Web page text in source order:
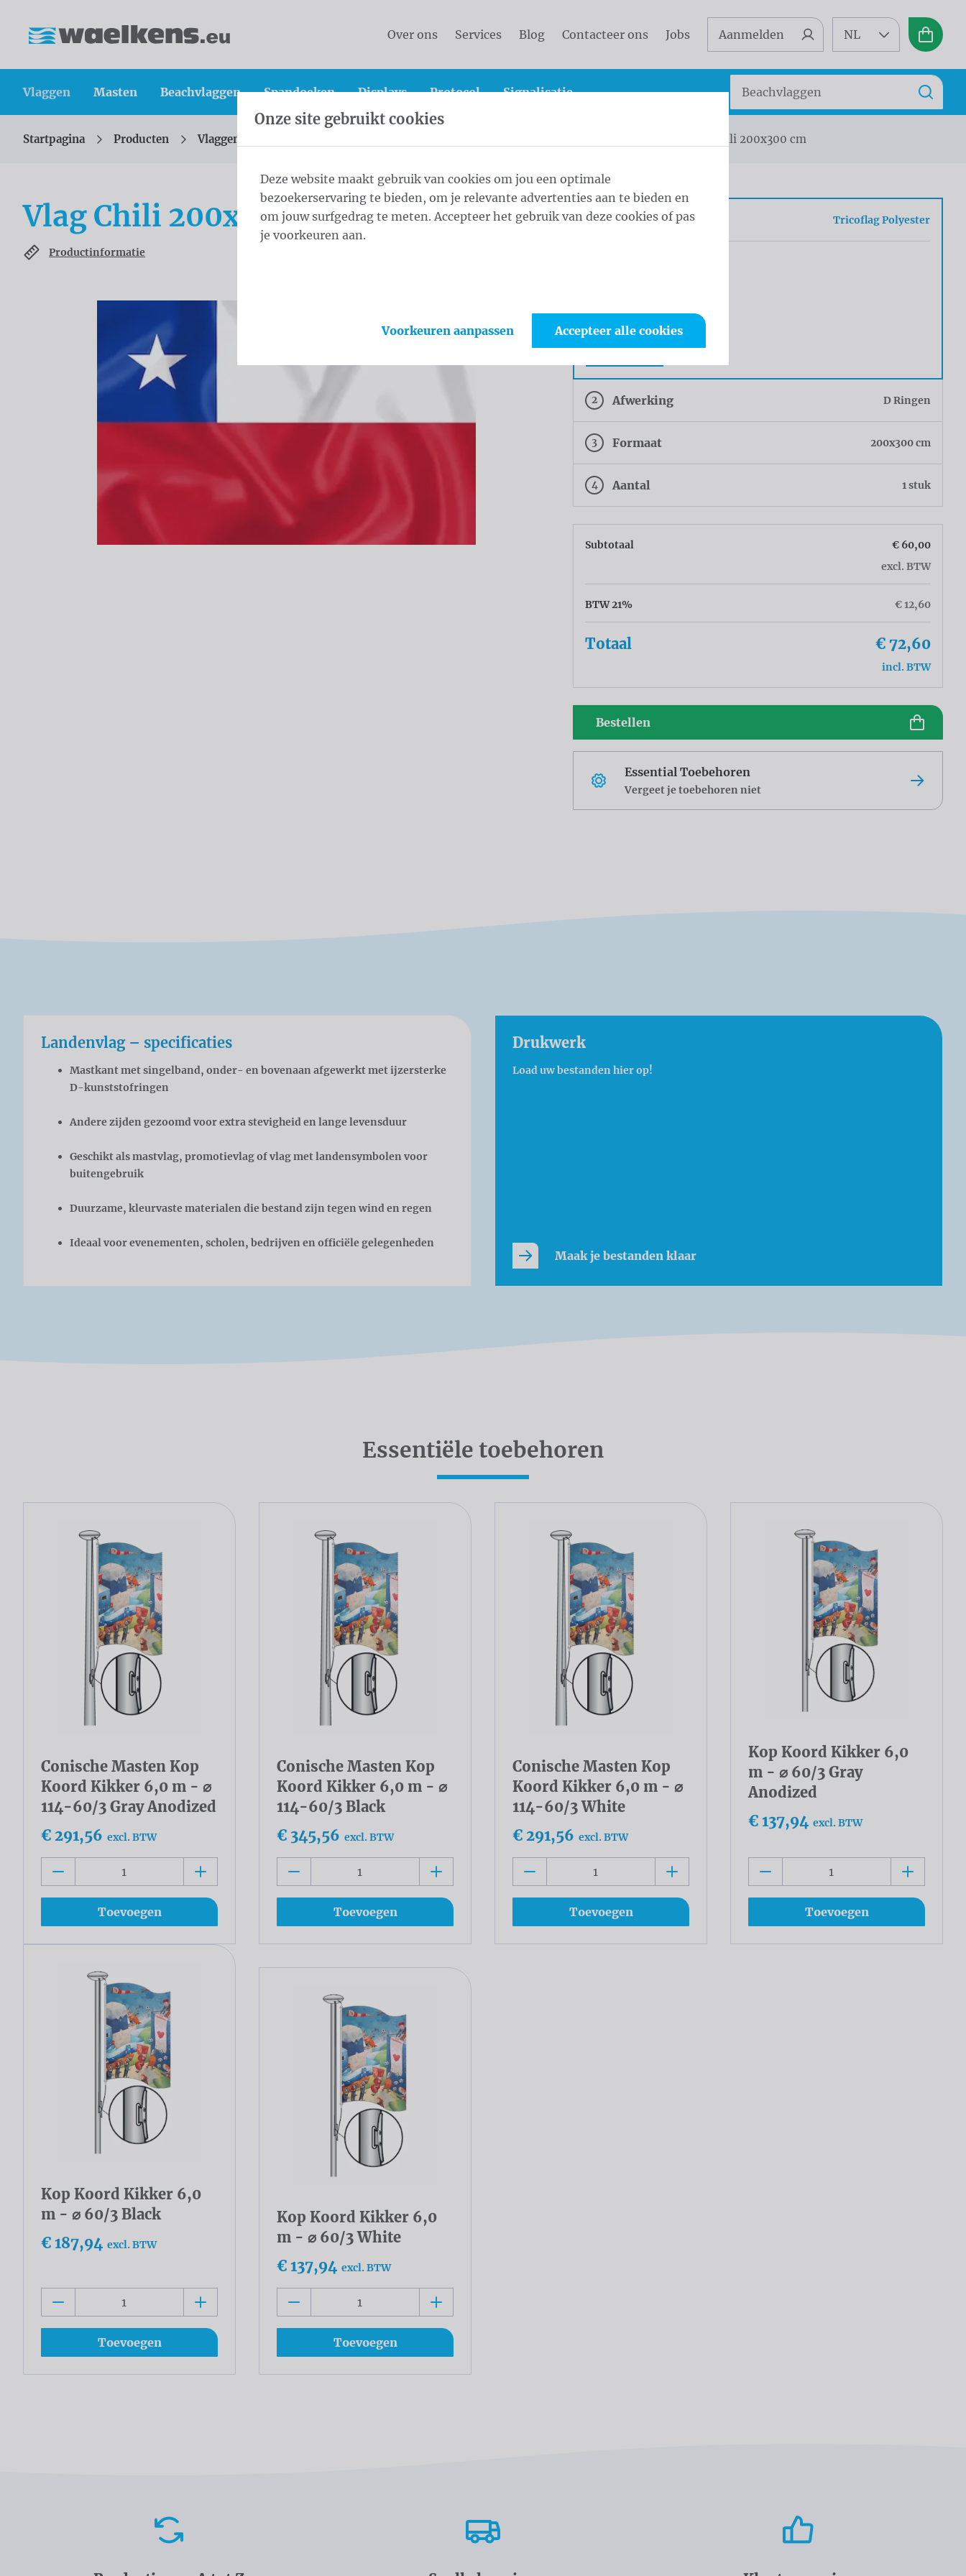
Over ons Services Blog Contacteer ons Jobs Aanmelden NL
Vlaggen Masten Beachvlaggen Spandoeken Displays Protocol Signalisatie
Zoeken
Zoek
U bevindt zich hier:
Startpagina Producten Vlaggen Vlag Chili 200x300 cm
Vlag Chili 200x300 cm
Productinformatie
1 Weefsel Tricoflag Polyester
2 Afwerking D Ringen
3 Formaat 200x300 cm
4 Aantal 1 stuk
Subtotaal
€ 60,00
excl. BTW
BTW 21% € 12,60
Totaal € 72,60
incl. BTW
Bestellen
Essential Toebehoren
Vergeet je toebehoren niet
Landenvlag – specificaties
Mastkant met singelband, onder- en bovenaan afgewerkt met ijzersterke
D-kunststofringen
Andere zijden gezoomd voor extra stevigheid en lange levensduur
Geschikt als mastvlag, promotievlag of vlag met landensymbolen voor
buitengebruik
Duurzame, kleurvaste materialen die bestand zijn tegen wind en regen
Ideaal voor evenementen, scholen, bedrijven en officiële gelegenheden
Drukwerk
Load uw bestanden hier op!
Maak je bestanden klaar
Essentiële toebehoren
Conische Masten Kop
Koord Kikker 6,0 m - ⌀
114-60/3 Gray Anodized
€ 291,56 excl. BTW
Toevoegen
Conische Masten Kop
Koord Kikker 6,0 m - ⌀
114-60/3 Black
€ 345,56 excl. BTW
Toevoegen
Conische Masten Kop
Koord Kikker 6,0 m - ⌀
114-60/3 White
€ 291,56 excl. BTW
Toevoegen
Kop Koord Kikker 6,0
m - ⌀ 60/3 Gray
Anodized
€ 137,94 excl. BTW
Toevoegen
Kop Koord Kikker 6,0
m - ⌀ 60/3 Black
€ 187,94 excl. BTW
Toevoegen
Kop Koord Kikker 6,0
m - ⌀ 60/3 White
€ 137,94 excl. BTW
Toevoegen
Onze site gebruikt cookies
Deze website maakt gebruik van cookies om jou een optimale
bezoekerservaring te bieden, om je relevante advertenties aan te bieden en
om jouw surfgedrag te meten. Accepteer het gebruik van deze cookies of pas
je voorkeuren aan.
Voorkeuren aanpassen Accepteer alle cookies